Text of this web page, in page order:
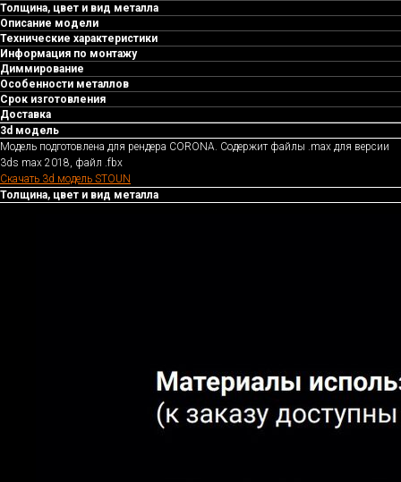
Толщина, цвет и вид металла
Описание модели
Технические характеристики
Информация по монтажу
Диммирование
Особенности металлов
Срок изготовления
Доставка
3d модель
Модель подготовлена для рендера CORONA. Содержит файлы .max для версии
3ds max 2018, файл .fbx
Скачать 3d модель STOUN
Толщина, цвет и вид металла